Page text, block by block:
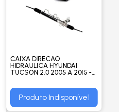
CAIXA DIRECAO
HIDRAULICA HYUNDAI
TUCSON 2.0 2005 A 2015 -
Produto Indisponível